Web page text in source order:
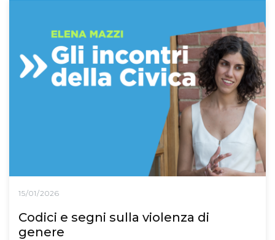
15/01/2026
Codici e segni sulla violenza di
genere